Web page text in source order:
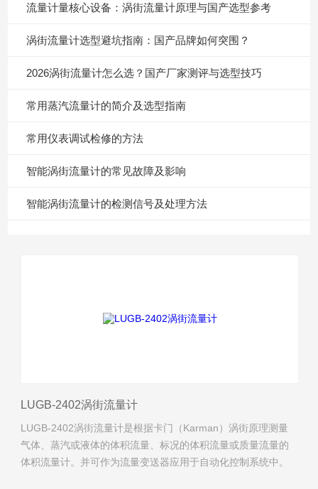
流量计量核心设备：涡街流量计原理与国产选型参考
涡街流量计选型避坑指南：国产品牌如何突围？
2026涡街流量计怎么选？国产厂家测评与选型技巧
常用蒸汽流量计的简介及选型指南
常用仪表调试检修的方法
智能涡街流量计的常见故障及影响
智能涡街流量计的检测信号及处理方法
LUGB-2402涡街流量计
LUGB-2402涡街流量计是根据卡门（Karman）涡街原理测量
气体、蒸汽或液体的体积流量、标况的体积流量或质量流量的
体积流量计。并可作为流量变送器应用于自动化控制系统中。